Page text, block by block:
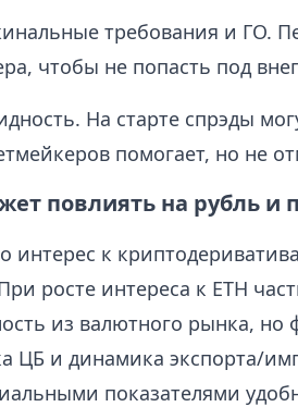
требования и ГО.
чтобы не попасть под
На старте спрэды
помогает, но не
повлиять на рубль и
интерес к
росте интереса к ETH
из валютного рынка,
ЦБ и динамика экспорта/
показателями